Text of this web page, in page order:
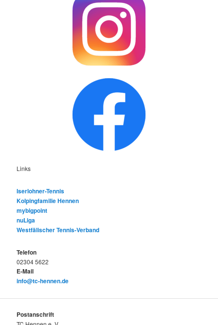
Links
Iserlohner-Tennis
Kolpingfamilie Hennen
mybigpoint
nuLiga
Westfälischer Tennis-Verband
Telefon
02304 5622
E-Mail
info@tc-hennen.de
Postanschrift